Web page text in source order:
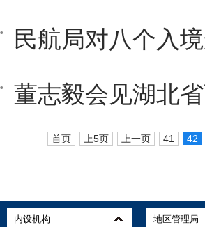
民航局对八个入
董志毅会见湖北
首页 上5页 上一页 41 42